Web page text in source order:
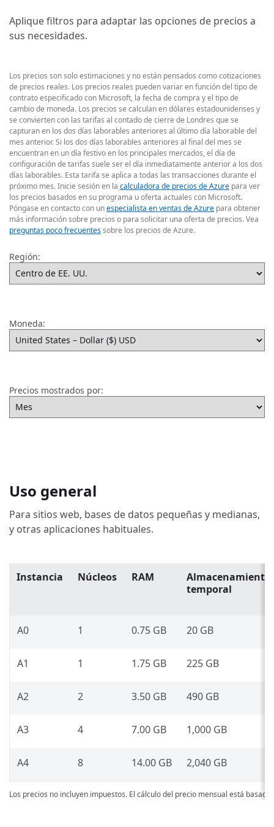
Aplique filtros para adaptar las opciones de precios a
sus necesidades.
Los precios son solo estimaciones y no están pensados como cotizaciones
de precios reales. Los precios reales pueden variar en función del tipo de
contrato especificado con Microsoft, la fecha de compra y el tipo de
cambio de moneda. Los precios se calculan en dólares estadounidenses y
se convierten con las tarifas al contado de cierre de Londres que se
capturan en los dos días laborables anteriores al último día laborable del
mes anterior. Si los dos días laborables anteriores al final del mes se
encuentran en un día festivo en los principales mercados, el día de
configuración de tarifas suele ser el día inmediatamente anterior a los dos
días laborables. Esta tarifa se aplica a todas las transacciones durante el
próximo mes. Inicie sesión en la calculadora de precios de Azure para ver
los precios basados en su programa u oferta actuales con Microsoft.
Póngase en contacto con unespecialista en ventas de Azure para obtener
más información sobre precios o para solicitar una oferta de precios. Vea
preguntas poco frecuentessobre los precios de Azure.
Región:
Moneda:
Precios mostrados por:
Uso general
Para sitios web, bases de datos pequeñas y medianas,
y otras aplicaciones habituales.
Instancia Núcleos RAM
Almacenamiento
temporal
A0 1 0.75 GB 20 GB
A1 1 1.75 GB 225 GB
A2 2 3.50 GB 490 GB
A3 4 7.00 GB 1,000 GB
A4 8 14.00 GB 2,040 GB
Los precios no incluyen impuestos. El cálculo del precio mensual está